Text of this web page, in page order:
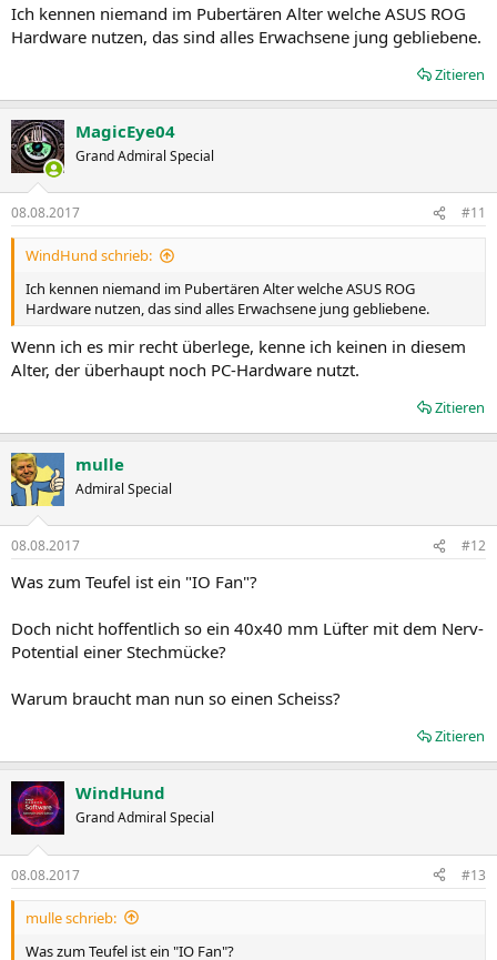
Ich kennen niemand im Pubertären Alter welche ASUS ROG
Hardware nutzen, das sind alles Erwachsene jung gebliebene.
Zitieren
MagicEye04
Grand Admiral Special
08.08.2017 #11
WindHund schrieb:
Ich kennen niemand im Pubertären Alter welche ASUS ROG
Hardware nutzen, das sind alles Erwachsene jung gebliebene.
Wenn ich es mir recht überlege, kenne ich keinen in diesem
Alter, der überhaupt noch PC-Hardware nutzt.
Zitieren
mulle
Admiral Special
08.08.2017 #12
Was zum Teufel ist ein "IO Fan"?
Doch nicht hoffentlich so ein 40x40 mm Lüfter mit dem Nerv-
Potential einer Stechmücke?
Warum braucht man nun so einen Scheiss?
Zitieren
WindHund
Grand Admiral Special
08.08.2017 #13
mulle schrieb:
Was zum Teufel ist ein "IO Fan"?